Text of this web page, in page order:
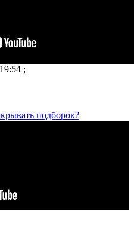
;
подборок?